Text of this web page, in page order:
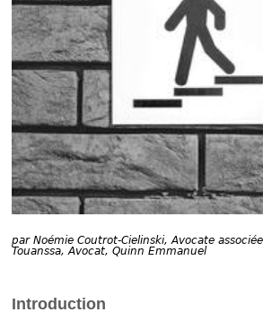
IT
par Noémie Coutrot-Cielinski, Avocate
Touanssa, Avocat, Quinn Emmanuel
Introduction